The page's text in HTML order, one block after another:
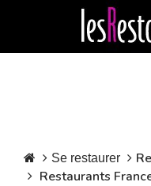
Se restaurer
Restaurants